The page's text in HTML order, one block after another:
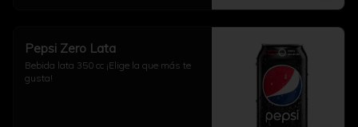
Pepsi Zero Lata
Bebida lata 350 cc ¡Elige la que más te
gusta!